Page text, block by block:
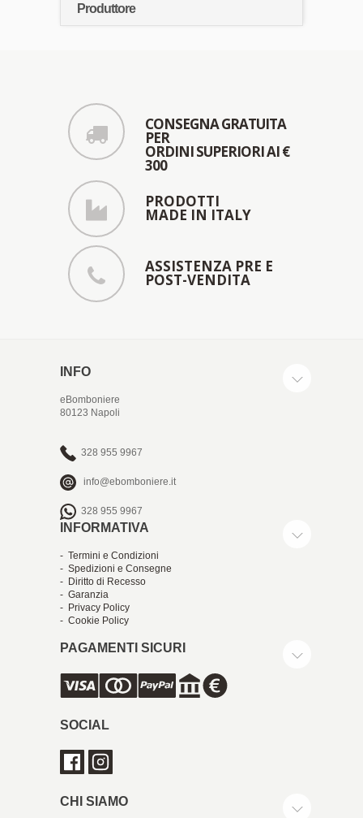
Produttore
CONSEGNA GRATUITA
PER
ORDINI SUPERIORI AI €
300
PRODOTTI
MADE IN ITALY
ASSISTENZA PRE E
POST-VENDITA
INFO
eBomboniere
80123 Napoli
328 955 9967
info@ebomboniere.it
328 955 9967
INFORMATIVA
- Termini e Condizioni
- Spedizioni e Consegne
- Diritto di Recesso
- Garanzia
- Privacy Policy
- Cookie Policy
PAGAMENTI SICURI
SOCIAL
CHI SIAMO